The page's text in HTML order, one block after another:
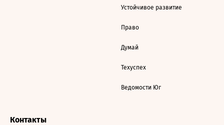
Устойчивое развитие
Право
Думай
Техуспех
Ведомости Юг
Контакты